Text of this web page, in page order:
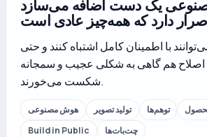
یک دست اضافه می‌سازد
دارد که همه‌چیز عادی است
با اطمینان کامل اشتباه کنند و حتی
هم گاهی به شکلی عجیب و سمجانه
شکست می‌خورند.
هوش مصنوعی تولید تصویر توهم‌ها
Build in Public
چت‌بات‌ها